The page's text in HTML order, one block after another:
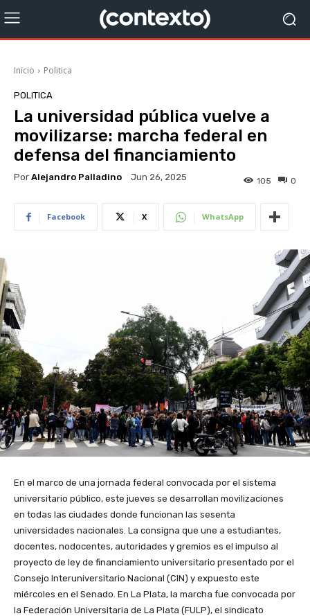
Inicio Politica
POLITICA
La universidad pública vuelve a
movilizarse: marcha federal en
defensa del financiamiento
Por Alejandro Palladino Jun 26, 2025 0
105
Facebook X WhatsApp
En el marco de una jornada federal convocada por el sistema
universitario público, este jueves se desarrollan movilizaciones
en todas las ciudades donde funcionan las sesenta
universidades nacionales. La consigna que une a estudiantes,
docentes, nodocentes, autoridades y gremios es el impulso al
proyecto de ley de financiamiento universitario presentado por el
Consejo Interuniversitario Nacional (CIN) y expuesto este
miércoles en el Senado. En La Plata, la marcha fue convocada por
la Federación Universitaria de La Plata (FULP), el sindicato